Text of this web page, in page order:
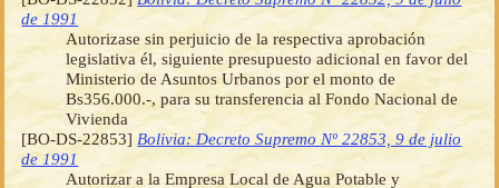
de 1991
Autorizase sin perjuicio de la respectiva aprobación
legislativa él, siguiente presupuesto adicional en favor del
Ministerio de Asuntos Urbanos por el monto de
Bs356.000.-, para su transferencia al Fondo Nacional de
Vivienda
[BO-DS-22853] Bolivia: Decreto Supremo Nº 22853, 9 de julio
de 1991
Autorizar a la Empresa Local de Agua Potable y